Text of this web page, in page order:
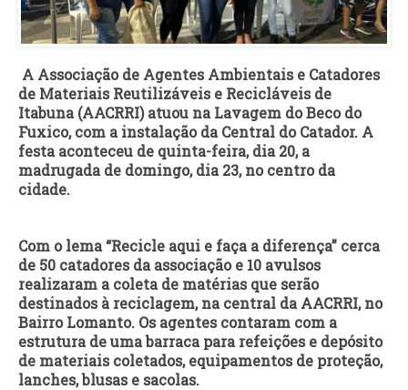
A Associação de Agentes Ambientais e Catadores
de Materiais Reutilizáveis e Recicláveis de
Itabuna (AACRRI) atuou na Lavagem do Beco do
Fuxico, com a instalação da Central do Catador. A
festa aconteceu de quinta-feira, dia 20, a
madrugada de domingo, dia 23, no centro da
cidade.
Com o lema “Recicle aqui e faça a diferença” cerca
de 50 catadores da associação e 10 avulsos
realizaram a coleta de matérias que serão
destinados à reciclagem, na central da AACRRI, no
Bairro Lomanto. Os agentes contaram com a
estrutura de uma barraca para refeições e depósito
de materiais coletados, equipamentos de proteção,
lanches, blusas e sacolas.